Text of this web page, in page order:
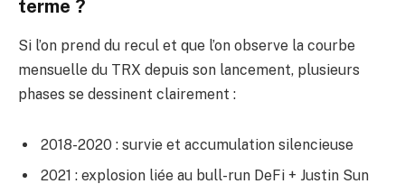
terme ?
Si l’on prend du recul et que l’on observe la courbe
mensuelle du TRX depuis son lancement, plusieurs
phases se dessinent clairement :
2018-2020 : survie et accumulation silencieuse
2021 : explosion liée au bull-run DeFi + Justin Sun